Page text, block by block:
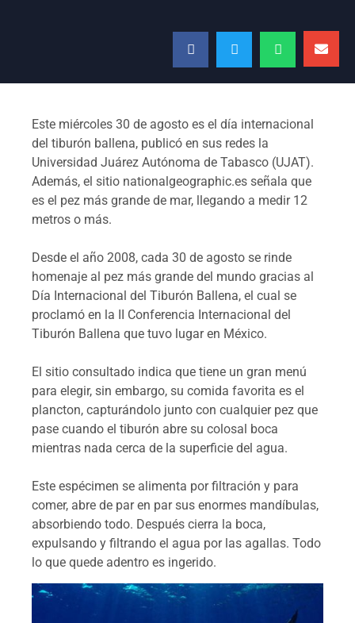
Este miércoles 30 de agosto es el día internacional
del tiburón ballena, publicó en sus redes la
Universidad Juárez Autónoma de Tabasco (UJAT).
Además, el sitio nationalgeographic.es señala que
es el pez más grande de mar, llegando a medir 12
metros o más.
Desde el año 2008, cada 30 de agosto se rinde
homenaje al pez más grande del mundo gracias al
Día Internacional del Tiburón Ballena, el cual se
proclamó en la II Conferencia Internacional del
Tiburón Ballena que tuvo lugar en México.
El sitio consultado indica que tiene un gran menú
para elegir, sin embargo, su comida favorita es el
plancton, capturándolo junto con cualquier pez que
pase cuando el tiburón abre su colosal boca
mientras nada cerca de la superficie del agua.
Este espécimen se alimenta por filtración y para
comer, abre de par en par sus enormes mandíbulas,
absorbiendo todo. Después cierra la boca,
expulsando y filtrando el agua por las agallas. Todo
lo que quede adentro es ingerido.